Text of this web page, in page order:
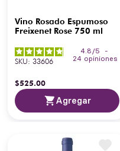
Vino Rosado Espumoso
Freixenet Rose 750 ml
4.8 /5
-
24 opiniones
SKU: 33606
$525.00
Agregar